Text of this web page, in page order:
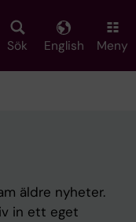
Sök English Meny
äldre nyheter.
in ett eget